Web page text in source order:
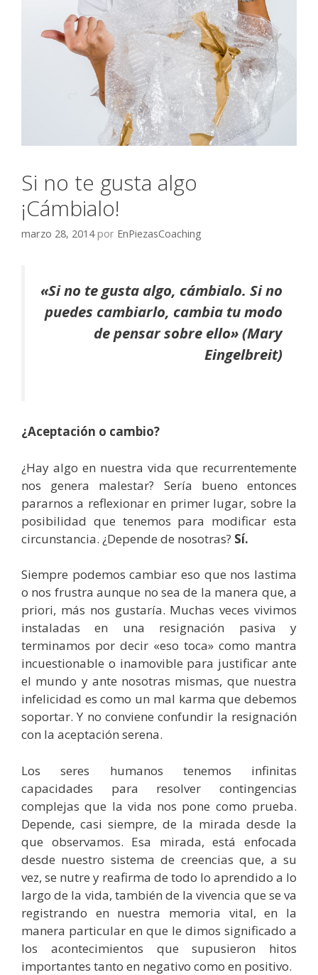
Si no te gusta algo
¡Cámbialo!
marzo 28, 2014 por EnPiezasCoaching
«Si no te gusta algo, cámbialo. Si no
puedes cambiarlo, cambia tu modo
de pensar sobre ello» (Mary
Eingelbreit)
¿Aceptación o cambio?
¿Hay algo en nuestra vida que recurrentemente
nos genera malestar? Sería bueno entonces
pararnos a reflexionar en primer lugar, sobre la
posibilidad que tenemos para modificar esta
circunstancia. ¿Depende de nosotras? Sí.
Siempre podemos cambiar eso que nos lastima
o nos frustra aunque no sea de la manera que, a
priori, más nos gustaría. Muchas veces vivimos
instaladas en una resignación pasiva y
terminamos por decir «eso toca» como mantra
incuestionable o inamovible para justificar ante
el mundo y ante nosotras mismas, que nuestra
infelicidad es como un mal karma que debemos
soportar. Y no conviene confundir la resignación
con la aceptación serena.
Los seres humanos tenemos infinitas
capacidades para resolver contingencias
complejas que la vida nos pone como prueba.
Depende, casi siempre, de la mirada desde la
que observamos. Esa mirada, está enfocada
desde nuestro sistema de creencias que, a su
vez, se nutre y reafirma de todo lo aprendido a lo
largo de la vida, también de la vivencia que se va
registrando en nuestra memoria vital, en la
manera particular en que le dimos significado a
los acontecimientos que supusieron hitos
importantes tanto en negativo como en positivo.